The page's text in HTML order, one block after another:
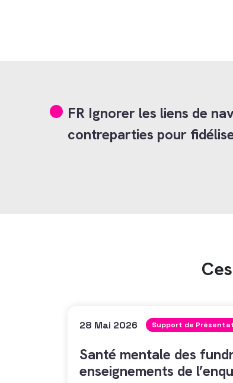
FR Ignorer les liens de
contreparties pour
Ces
28 Mai 2026 Support de
Santé mentale des
enseignements de